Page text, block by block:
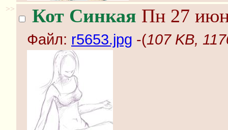
>> Кот Синкая Пн 27
Файл: r5653.jpg -(107 KB,